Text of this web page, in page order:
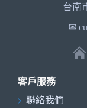
台南
✉
客戶服務
聯絡我們